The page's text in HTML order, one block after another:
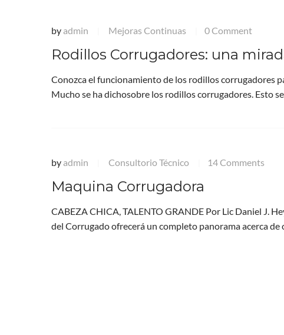
by admin Mejoras Continuas 0 Comment
Rodillos Corrugadores: una
Conozca el funcionamiento de los rodillos corrugadores
Mucho se ha dichosobre los rodillos corrugadores. Esto se
by admin Consultorio Técnico 14 Comments
Maquina Corrugadora
CABEZA CHICA, TALENTO GRANDE Por Lic Daniel J.
del Corrugado ofrecerá un completo panorama acerca de